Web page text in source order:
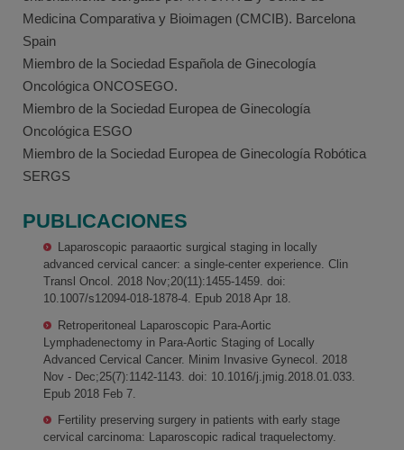
Medicina Comparativa y Bioimagen (CMCIB). Barcelona
Spain
Miembro de la Sociedad Española de Ginecología
Oncológica ONCOSEGO.
Miembro de la Sociedad Europea de Ginecología
Oncológica ESGO
Miembro de la Sociedad Europea de Ginecología Robótica
SERGS
PUBLICACIONES
Laparoscopic paraaortic surgical staging in locally
advanced cervical cancer: a single-center experience. Clin
Transl Oncol. 2018 Nov;20(11):1455-1459. doi:
10.1007/s12094-018-1878-4. Epub 2018 Apr 18.
Retroperitoneal Laparoscopic Para-Aortic
Lymphadenectomy in Para-Aortic Staging of Locally
Advanced Cervical Cancer. Minim Invasive Gynecol. 2018
Nov - Dec;25(7):1142-1143. doi: 10.1016/j.jmig.2018.01.033.
Epub 2018 Feb 7.
Fertility preserving surgery in patients with early stage
cervical carcinoma: Laparoscopic radical traquelectomy.